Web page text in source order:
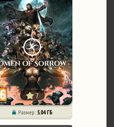
7
Размер:5.04 ГБ